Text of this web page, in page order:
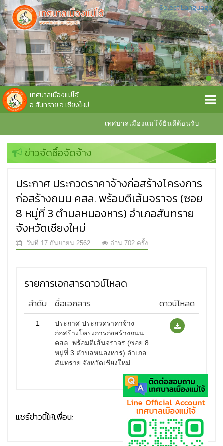
เทศบาลเมืองแม่โจ้
อ.สันทราย จ.เชียงใหม่
เทศบาลเมืองแม่โจ้ยินดีต้อนรับ
Select Language▼
ข่าวจัดซื้อจัดจ้าง
ประกาศ ประกวดราคาจ้างก่อสร้างโครงการ
ก่อสร้างถนน คสล. พร้อมตีเส้นจราจร (ซอย
8 หมู่ที่ 3 ตำบลหนองหาร) อำเภอสันทราย
จังหวัดเชียงใหม่
วันที่ 17 กันยายน 2562 อ่าน 702 ครั้ง
รายการเอกสารดาวน์โหลด
ลำดับ ชื่อเอกสาร ดาวน์โหลด
1
ประกาศ ประกวดราคาจ้าง
ก่อสร้างโครงการก่อสร้างถนน
คสล. พร้อมตีเส้นจราจร (ซอย 8
หมู่ที่ 3 ตำบลหนองหาร) อำเภอ
สันทราย จังหวัดเชียงใหม่
แชร์ข่าวนี้ให้เพื่อน: